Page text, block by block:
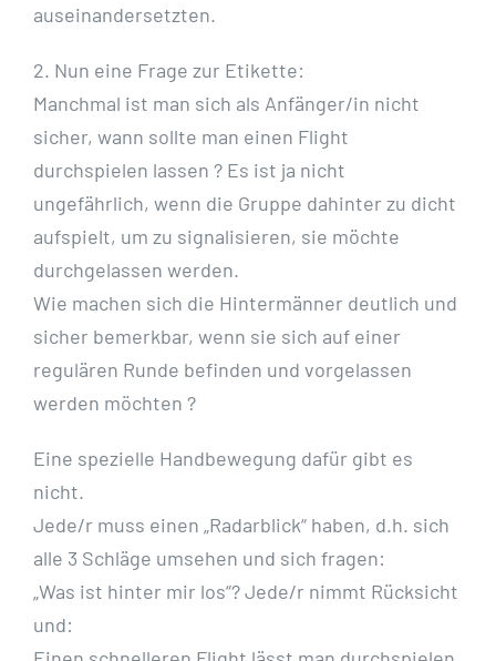
auseinandersetzten.
2. Nun eine Frage zur Etikette:
Manchmal ist man sich als Anfänger/in nicht
sicher, wann sollte man einen Flight
durchspielen lassen ? Es ist ja nicht
ungefährlich, wenn die Gruppe dahinter zu dicht
aufspielt, um zu signalisieren, sie möchte
durchgelassen werden.
Wie machen sich die Hintermänner deutlich und
sicher bemerkbar, wenn sie sich auf einer
regulären Runde befinden und vorgelassen
werden möchten ?
Eine spezielle Handbewegung dafür gibt es
nicht.
Jede/r muss einen „Radarblick“ haben, d.h. sich
alle 3 Schläge umsehen und sich fragen:
„Was ist hinter mir los“? Jede/r nimmt Rücksicht
und: